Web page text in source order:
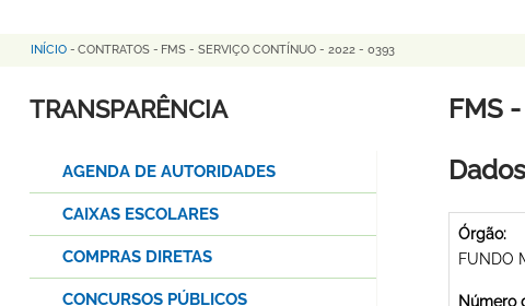
Trilha
de
INÍCIO - CONTRATOS - FMS - SERVIÇO CONTÍNUO - 2022 - 0393
FMS
Órgão:
FUNDO
Número
TRANSPARÊNCIA
AGENDA DE AUTORIDADES
CAIXAS ESCOLARES
COMPRAS DIRETAS
CONCURSOS PÚBLICOS